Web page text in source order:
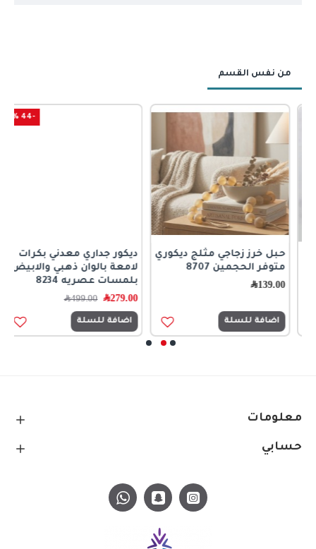
من نفس القسم
حبل خرز زجاجي مثلج ديكوري
متوفر الحجمين 8707
139.00﷼
اضافة للسلة
ديكور جداري معدني بكرات
لامعة بالوان ذهبي والابيض
بلمسات عصريه 8234
279.00﷼ 499.00﷼
اضافة للسلة
معلومات
حسابي